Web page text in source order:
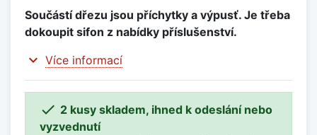
Součástí dřezu jsou příchytky a výpusť. Je třeba
dokoupit sifon z nabídky příslušenství.
expand_more Více informací
 2 kusy skladem, ihned k odeslání nebo
vyzvednutí